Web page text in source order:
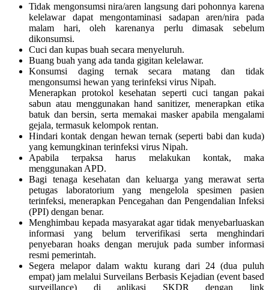
Tidak mengonsumsi nira/aren langsung dari pohonnya karena
kelelawar dapat mengontaminasi sadapan aren/nira pada
malam hari, oleh karenanya perlu dimasak sebelum
dikonsumsi.
Cuci dan kupas buah secara menyeluruh.
Buang buah yang ada tanda gigitan kelelawar.
Konsumsi daging ternak secara matang dan tidak
mengonsumsi hewan yang terinfeksi virus Nipah.
Menerapkan protokol kesehatan seperti cuci tangan pakai
sabun atau menggunakan hand sanitizer, menerapkan etika
batuk dan bersin, serta memakai masker apabila mengalami
gejala, termasuk kelompok rentan.
Hindari kontak dengan hewan ternak (seperti babi dan kuda)
yang kemungkinan terinfeksi virus Nipah.
Apabila terpaksa harus melakukan kontak, maka
menggunakan APD.
Bagi tenaga kesehatan dan keluarga yang merawat serta
petugas laboratorium yang mengelola spesimen pasien
terinfeksi, menerapkan Pencegahan dan Pengendalian Infeksi
(PPI) dengan benar.
Menghimbau kepada masyarakat agar tidak menyebarluaskan
informasi yang belum terverifikasi serta menghindari
penyebaran hoaks dengan merujuk pada sumber informasi
resmi pemerintah.
Segera melapor dalam waktu kurang dari 24 (dua puluh
empat) jam melalui Surveilans Berbasis Kejadian (event based
surveillance) di aplikasi SKDR dengan link